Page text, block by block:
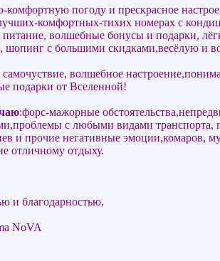
комфортную погоду и прескрасное
комфортных-тихих номерах с
питание, волшебные бонусы и подарки,
шопинг с большими скидками,весёлую и
волшебное
подарки от Вселенной!
:форс-мажорные
с любыми видами транспорта,
и прочие негативные эмоции,комаров,
отличному отдыху.
и благодарностью,
NoVA